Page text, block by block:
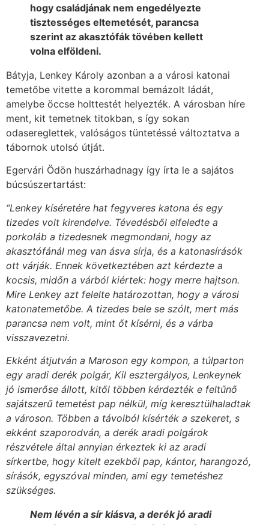
hogy családjának nem engedélyezte
tisztességes eltemetését, parancsa
szerint az akasztófák tövében kellett
volna elföldeni.
Bátyja, Lenkey Károly azonban a a városi katonai
temetőbe vitette a korommal bemázolt ládát,
amelybe öccse holttestét helyezték. A városban híre
ment, kit temetnek titokban, s így sokan
odasereglettek, valóságos tüntetéssé változtatva a
tábornok utolsó útját.
Egervári Ödön huszárhadnagy így írta le a sajátos
búcsúszertartást:
“Lenkey kíséretére hat fegyveres katona és egy
tizedes volt kirendelve. Tévedésből elfeledte a
porkoláb a tizedesnek megmondani, hogy az
akasztófánál meg van ásva sírja, és a katonasírásók
ott várják. Ennek következtében azt kérdezte a
kocsis, midőn a várból kiértek: hogy merre hajtson.
Mire Lenkey azt felelte határozottan, hogy a városi
katonatemetőbe. A tizedes bele se szólt, mert más
parancsa nem volt, mint őt kísérni, és a várba
visszavezetni.
Ekként átjutván a Maroson egy kompon, a túlparton
egy aradi derék polgár, Kil esztergályos, Lenkeynek
jó ismerőse állott, kitől többen kérdezték e feltűnő
sajátszerű temetést pap nélkül, míg keresztülhaladtak
a városon. Többen a távolból kísérték a szekeret, s
ekként szaporodván, a derék aradi polgárok
részvétele által annyian érkeztek ki az aradi
sírkertbe, hogy kitelt ezekből pap, kántor, harangozó,
sírásók, egyszóval minden, ami egy temetéshez
szükséges.
Nem lévén a sír kiásva, a derék jó aradi